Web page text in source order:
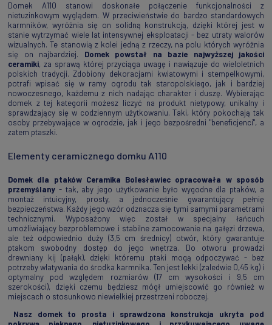
Domek A110 stanowi doskonałe połączenie funkcjonalności z
nietuzinkowym wyglądem. W przeciwieństwie do bardzo standardowych
karmników, wyróżnia się on solidną konstrukcją, dzięki której jest w
stanie wytrzymać wiele lat intensywnej eksploatacji - bez utraty walorów
wizualnych. Te stanowią z kolei jedną z rzeczy, na polu których wyróżnia
się on najbardziej. Domek powstał na bazie najwyższej jakości
ceramiki, za sprawą której przyciąga uwagę i nawiązuje do wieloletnich
polskich tradycji. Zdobiony dekoracjami kwiatowymi i stempelkowymi,
potrafi wpisać się w ramy ogrodu tak staropolskiego, jak i bardziej
nowoczesnego, każdemu z nich nadając charakter i duszę. Wybierając
domek z tej kategorii możesz liczyć na produkt nietypowy, unikalny i
sprawdzający się w codziennym użytkowaniu. Taki, który pokochają tak
osoby przebywające w ogrodzie, jak i jego bezpośredni "beneficjenci", a
zatem ptaszki.
Elementy ceramicznego domku A110
Domek dla ptaków Ceramika Bolesławiec opracowała w sposób
przemyślany - tak, aby jego użytkowanie było wygodne dla ptaków, a
montaż intuicyjny, prosty, a jednocześnie gwarantujący pełnię
bezpieczeństwa. Każdy jego wzór odznacza się tymi samymi parametrami
technicznymi. Wyposażony więc został w specjalny łańcuch
umożliwiający bezproblemowe i stabilne zamocowanie na gałęzi drzewa,
ale też odpowiednio duży (3,5 cm średnicy) otwór, który gwarantuje
ptakom swobodny dostęp do jego wnętrza. Do otworu prowadzi
drewniany kij (pałąk), dzięki któremu ptaki mogą odpoczywać - bez
potrzeby wlatywania do środka karmnika. Ten jest lekki (zaledwie 0,45 kg) i
optymalny pod względem rozmiarów (17 cm wysokości i 9,5 cm
szerokości), dzięki czemu będziesz mógł umiejscowić go również w
miejscach o stosunkowo niewielkiej przestrzeni roboczej.
Nasz domek to prosta i sprawdzona konstrukcja ukryta pod